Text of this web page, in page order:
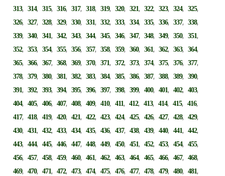
313,314,315,316,317,318,319,320,321,322,323,324,325,
326,327,328,329,330,331,332,333,334,335,336,337,338,
339,340,341,342,343,344,345,346,347,348,349,350,351,
352,353,354,355,356,357,358,359,360,361,362,363,364,
365,366,367,368,369,370,371,372,373,374,375,376,377,
378,379,380,381,382,383,384,385,386,387,388,389,390,
391,392,393,394,395,396,397,398,399,400,401,402,403,
404,405,406,407,408,409,410,411,412,413,414,415,416,
417,418,419,420,421,422,423,424,425,426,427,428,429,
430,431,432,433,434,435,436,437,438,439,440,441,442,
443,444,445,446,447,448,449,450,451,452,453,454,455,
456,457,458,459,460,461,462,463,464,465,466,467,468,
469,470,471,472,473,474,475,476,477,478,479,480,481,